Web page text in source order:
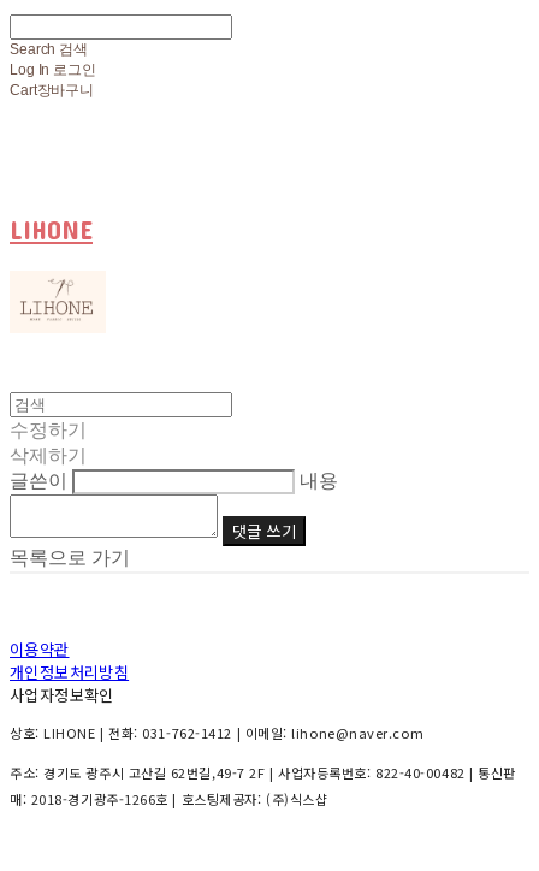
Search 검색
Log In 로그인
Cart장바구니
LIHONE
수정하기
삭제하기
글쓴이
내용
댓글 쓰기
목록으로 가기
이용약관
개인정보처리방침
사업자정보확인
상호: LIHONE | 전화: 031-762-1412 | 이메일: lihone@naver.com
주소: 경기도 광주시 고산길 62번길,49-7 2F | 사업자등록번호: 822-40-00482 | 통신판
매: 2018-경기광주-1266호 | 호스팅제공자: (주)식스샵